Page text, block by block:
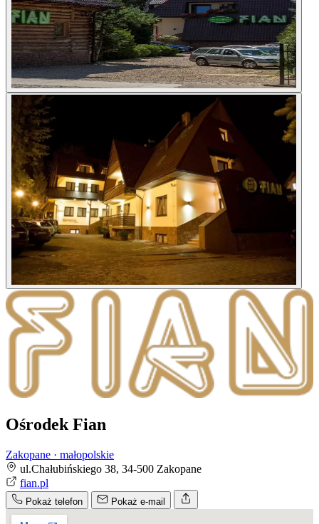
Ośrodek Fian
Zakopane · małopolskie
ul.Chałubińskiego 38, 34-500 Zakopane
fian.pl
Pokaż telefon Pokaż e-mail